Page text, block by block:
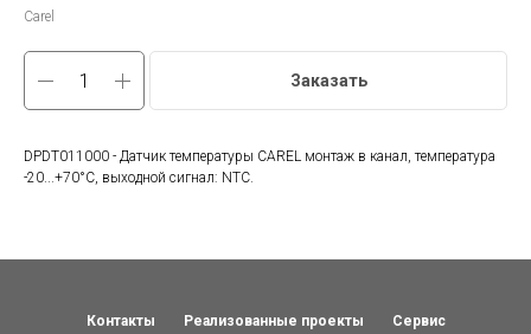
Carel
Заказать
DPDT011000 - Датчик температуры CAREL монтаж в канал, температура
-20...+70°C, выходной сигнал: NTC.
Контакты Реализованные проекты Сервис